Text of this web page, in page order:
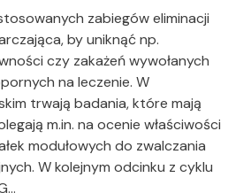
zabiegów eliminacji
by uniknąć np.
czy zakażeń wywołanych
na leczenie. W
trwają badania, które mają
m.in. na ocenie właściwości
modułowych do zwalczania
W kolejnym odcinku z cyklu